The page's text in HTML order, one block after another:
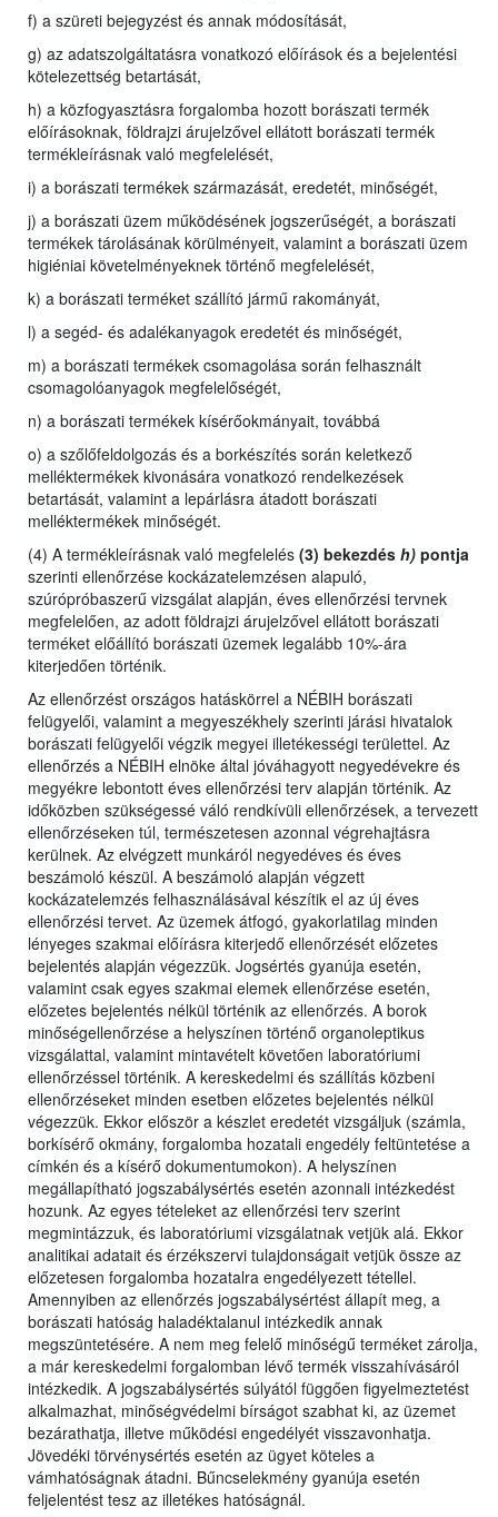
f) a szüreti bejegyzést és annak módosítását,
g) az adatszolgáltatásra vonatkozó előírások és a bejelentési
kötelezettség betartását,
h) a közfogyasztásra forgalomba hozott borászati termék
előírásoknak, földrajzi árujelzővel ellátott borászati termék
termékleírásnak való megfelelését,
i) a borászati termékek származását, eredetét, minőségét,
j) a borászati üzem működésének jogszerűségét, a borászati
termékek tárolásának körülményeit, valamint a borászati üzem
higiéniai követelményeknek történő megfelelését,
k) a borászati terméket szállító jármű rakományát,
l) a segéd- és adalékanyagok eredetét és minőségét,
m) a borászati termékek csomagolása során felhasznált
csomagolóanyagok megfelelőségét,
n) a borászati termékek kísérőokmányait, továbbá
o) a szőlőfeldolgozás és a borkészítés során keletkező
melléktermékek kivonására vonatkozó rendelkezések
betartását, valamint a lepárlásra átadott borászati
melléktermékek minőségét.
(4) A termékleírásnak való megfelelés (3) bekezdés h) pontja
szerinti ellenőrzése kockázatelemzésen alapuló,
szúrópróbaszerű vizsgálat alapján, éves ellenőrzési tervnek
megfelelően, az adott földrajzi árujelzővel ellátott borászati
terméket előállító borászati üzemek legalább 10%-ára
kiterjedően történik.
Az ellenőrzést országos hatáskörrel a NÉBIH borászati
felügyelői, valamint a megyeszékhely szerinti járási hivatalok
borászati felügyelői végzik megyei illetékességi területtel. Az
ellenőrzés a NÉBIH elnöke által jóváhagyott negyedévekre és
megyékre lebontott éves ellenőrzési terv alapján történik. Az
időközben szükségessé váló rendkívüli ellenőrzések, a tervezett
ellenőrzéseken túl, természetesen azonnal végrehajtásra
kerülnek. Az elvégzett munkáról negyedéves és éves
beszámoló készül. A beszámoló alapján végzett
kockázatelemzés felhasználásával készítik el az új éves
ellenőrzési tervet. Az üzemek átfogó, gyakorlatilag minden
lényeges szakmai előírásra kiterjedő ellenőrzését előzetes
bejelentés alapján végezzük. Jogsértés gyanúja esetén,
valamint csak egyes szakmai elemek ellenőrzése esetén,
előzetes bejelentés nélkül történik az ellenőrzés. A borok
minőségellenőrzése a helyszínen történő organoleptikus
vizsgálattal, valamint mintavételt követően laboratóriumi
ellenőrzéssel történik. A kereskedelmi és szállítás közbeni
ellenőrzéseket minden esetben előzetes bejelentés nélkül
végezzük. Ekkor először a készlet eredetét vizsgáljuk (számla,
borkísérő okmány, forgalomba hozatali engedély feltüntetése a
címkén és a kísérő dokumentumokon). A helyszínen
megállapítható jogszabálysértés esetén azonnali intézkedést
hozunk. Az egyes tételeket az ellenőrzési terv szerint
megmintázzuk, és laboratóriumi vizsgálatnak vetjük alá. Ekkor
analitikai adatait és érzékszervi tulajdonságait vetjük össze az
előzetesen forgalomba hozatalra engedélyezett tétellel.
Amennyiben az ellenőrzés jogszabálysértést állapít meg, a
borászati hatóság haladéktalanul intézkedik annak
megszüntetésére. A nem meg felelő minőségű terméket zárolja,
a már kereskedelmi forgalomban lévő termék visszahívásáról
intézkedik. A jogszabálysértés súlyától függően figyelmeztetést
alkalmazhat, minőségvédelmi bírságot szabhat ki, az üzemet
bezárathatja, illetve működési engedélyét visszavonhatja.
Jövedéki törvénysértés esetén az ügyet köteles a
vámhatóságnak átadni. Bűncselekmény gyanúja esetén
feljelentést tesz az illetékes hatóságnál.